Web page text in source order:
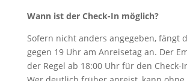
Wann ist der Check-In möglich?
Sofern nicht anders angegeben, fängt
gegen 19 Uhr am Anreisetag an. Der
der Regel ab 18:00 Uhr für den Check-